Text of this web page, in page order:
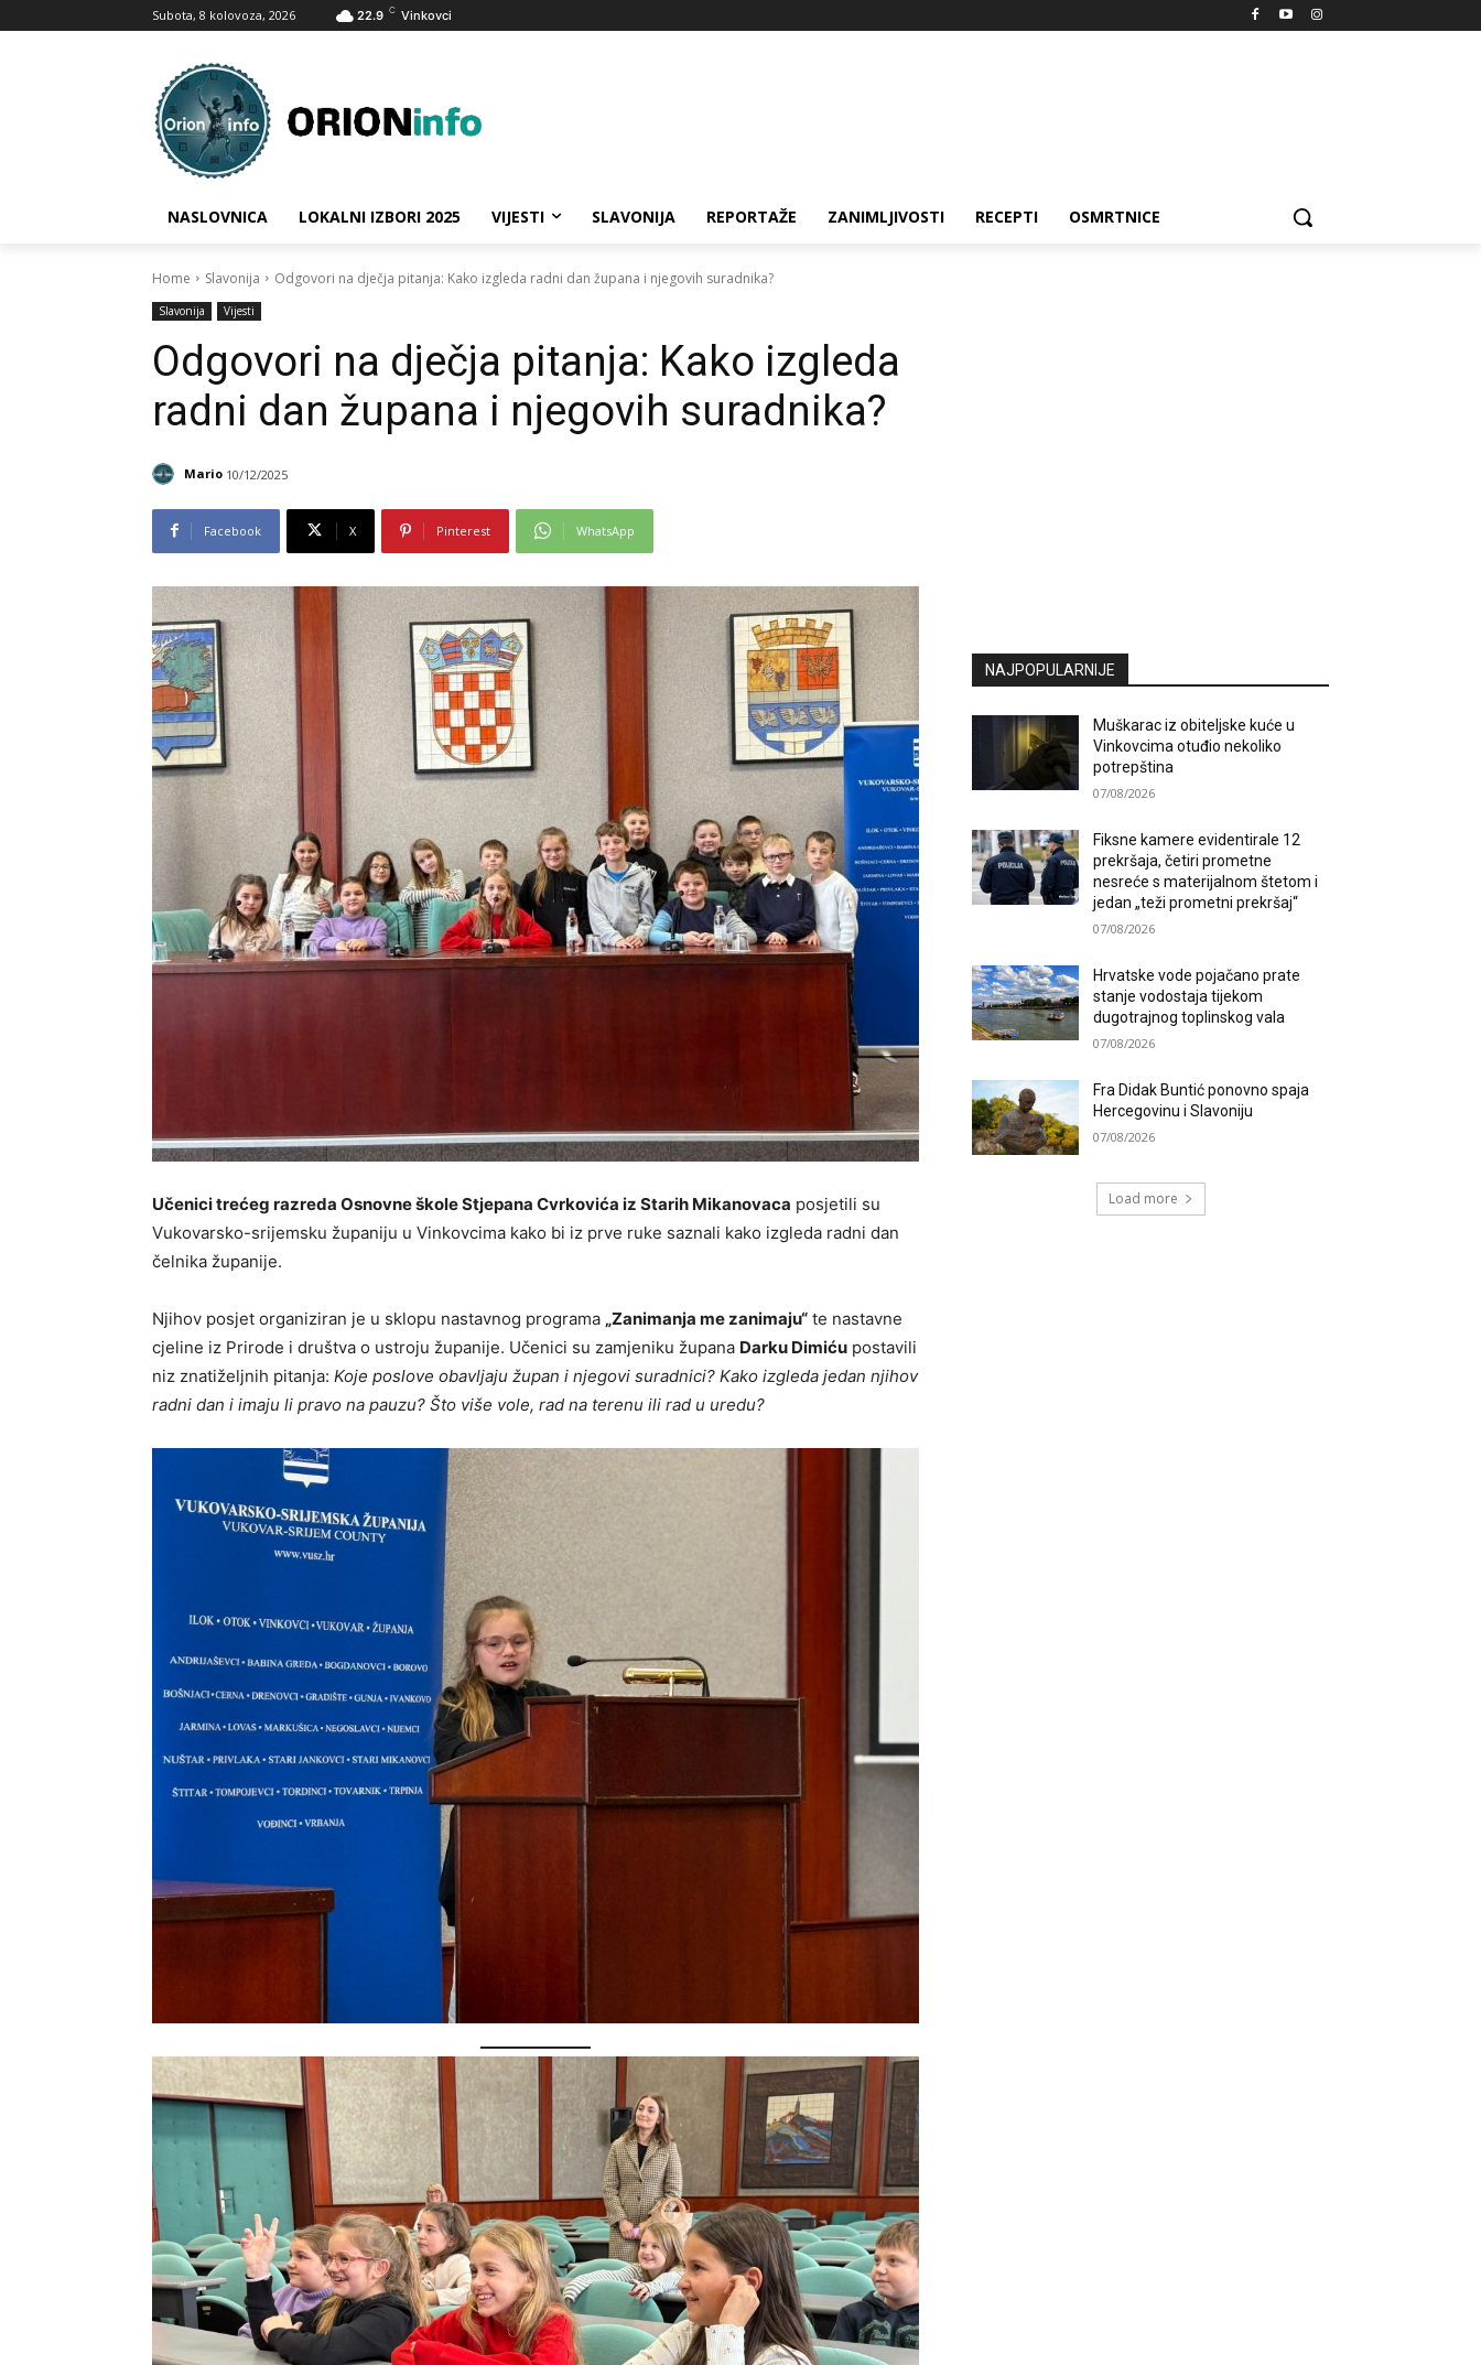
Subota, 8 kolovoza, 2026 22.9 C Vinkovci
NASLOVNICA LOKALNI IZBORI 2025 VIJESTI SLAVONIJA REPORTAŽE ZANIMLJIVOSTI RECEPTI OSMRTNICE
Home Slavonija Odgovori na dječja pitanja: Kako izgleda radni dan župana i njegovih suradnika?
Slavonija Vijesti
Odgovori na dječja pitanja: Kako izgleda
radni dan župana i njegovih suradnika?
Mario 10/12/2025
Facebook X Pinterest WhatsApp
Učenici trećeg razreda Osnovne škole Stjepana Cvrkovića iz Starih Mikanovaca posjetili su
Vukovarsko-srijemsku županiju u Vinkovcima kako bi iz prve ruke saznali kako izgleda radni dan
čelnika županije.
Njihov posjet organiziran je u sklopu nastavnog programa „Zanimanja me zanimaju“ te nastavne
cjeline iz Prirode i društva o ustroju županije. Učenici su zamjeniku župana Darku Dimiću postavili
niz znatiželjnih pitanja: Koje poslove obavljaju župan i njegovi suradnici? Kako izgleda jedan njihov
radni dan i imaju li pravo na pauzu? Što više vole, rad na terenu ili rad u uredu?
NAJPOPULARNIJE
Muškarac iz obiteljske kuće u
Vinkovcima otuđio nekoliko
potrepština
07/08/2026
Fiksne kamere evidentirale 12
prekršaja, četiri prometne
nesreće s materijalnom štetom i
jedan „teži prometni prekršaj“
07/08/2026
Hrvatske vode pojačano prate
stanje vodostaja tijekom
dugotrajnog toplinskog vala
07/08/2026
Fra Didak Buntić ponovno spaja
Hercegovinu i Slavoniju
07/08/2026
Load more